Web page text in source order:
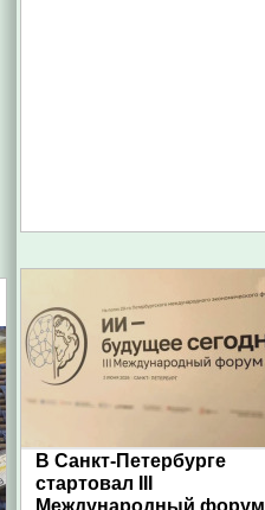
В Санкт-Петербурге
стартовал III
Международный форум